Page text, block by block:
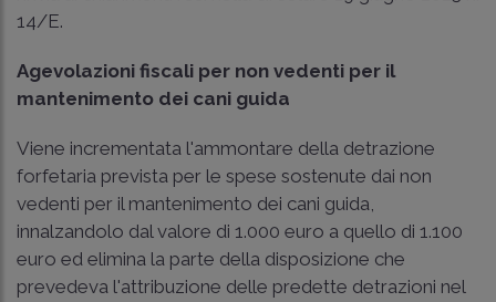
14/E.
Agevolazioni fiscali per non vedenti per il
mantenimento dei cani guida
Viene incrementata l'ammontare della detrazione
forfetaria prevista per le spese sostenute dai non
vedenti per il mantenimento dei cani guida,
innalzandolo dal valore di 1.000 euro a quello di 1.100
euro ed elimina la parte della disposizione che
prevedeva l'attribuzione delle predette detrazioni nel